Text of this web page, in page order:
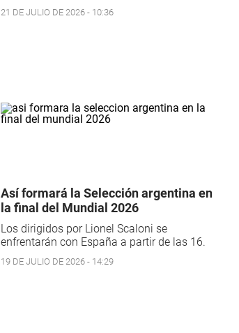
21 DE JULIO DE 2026 - 10:36
Así formará la Selección argentina en
la final del Mundial 2026
Los dirigidos por Lionel Scaloni se
enfrentarán con España a partir de las 16.
19 DE JULIO DE 2026 - 14:29